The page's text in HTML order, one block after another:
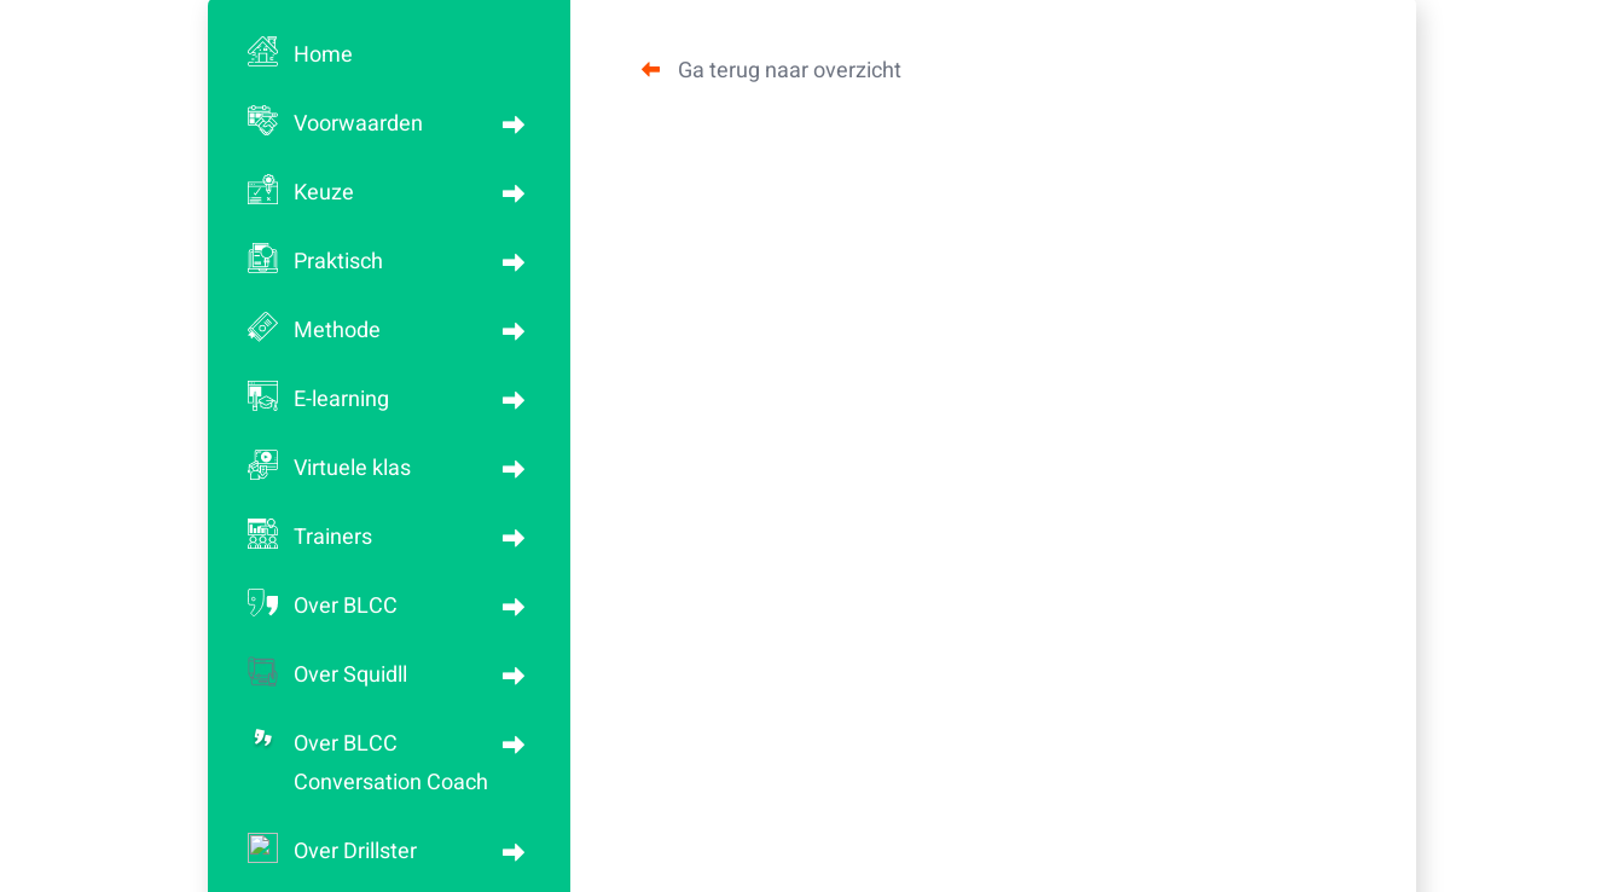
Home
Voorwaarden
Keuze
Praktisch
Methode
E-learning
Virtuele klas
Trainers
Over BLCC
Over Squidll
Over BLCC
Conversation Coach
Over Drillster
Ga terug naar overzicht